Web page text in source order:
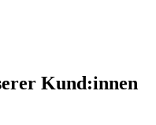
Kund:innen